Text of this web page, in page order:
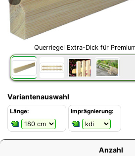
Querriegel Extra-Dick für
Variantenauswahl
Länge: Imprägnierung:
Anzahl